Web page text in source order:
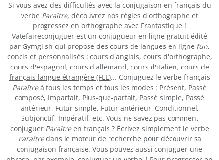
Si vous avez des difficultés avec la conjugaison en français du
verbe Paraître, découvrez nos règles d'orthographe et
progressez en orthographe avec Frantastique !
Vatefaireconjuguer est un conjugueur en ligne gratuit édité
par Gymglish qui propose des cours de langues en ligne fun,
concis et personnalisés : cours d'anglais, cours d'orthographe,
cours d'espagnol, cours d'allemand, cours d'italien, cours de
français langue étrangère (FLE)... Conjuguez le verbe français
Paraîtreà tous les temps et tous les modes : Présent, Passé
composé, Imparfait, Plus-que-parfait, Passé simple, Passé
antérieur, Futur simple, Futur antérieur, Conditionnel,
Subjonctif, Impératif, etc. Vous ne savez pas comment
conjuguer Paraîtreen français ? Écrivez simplement le verbe
Paraîtredans le moteur de recherche pour découvrir sa
conjugaison française. Vous pouvez aussi conjuguer une